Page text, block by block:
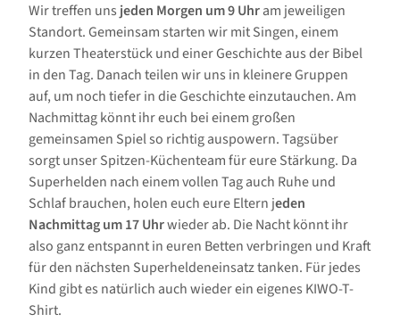
Wir treffen uns jeden Morgen um 9 Uhram jeweiligen
Standort. Gemeinsam starten wir mit Singen, einem
kurzen Theaterstück und einer Geschichte aus der Bibel
in den Tag. Danach teilen wir uns in kleinere Gruppen
auf, um noch tiefer in die Geschichte einzutauchen. Am
Nachmittag könnt ihr euch bei einem großen
gemeinsamen Spiel so richtig auspowern. Tagsüber
sorgt unser Spitzen-Küchenteam für eure Stärkung. Da
Superhelden nach einem vollen Tag auch Ruhe und
Schlaf brauchen, holen euch eure Eltern jeden
Nachmittag um 17 Uhrwieder ab. Die Nacht könnt ihr
also ganz entspannt in euren Betten verbringen und Kraft
für den nächsten Superheldeneinsatz tanken. Für jedes
Kind gibt es natürlich auch wieder ein eigenes KIWO-T-
Shirt.